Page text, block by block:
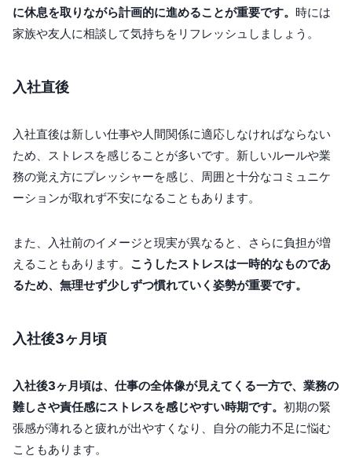
に休息を取りながら計画的に進めることが重要です。 時には
家族や友人に相談して気持ちをリフレッシュしましょう。
入社直後
入社直後は新しい仕事や人間関係に適応しなければならない
ため、ストレスを感じることが多いです。新しいルールや業
務の覚え方にプレッシャーを感じ、周囲と十分なコミュニケ
ーションが取れず不安になることもあります。
また、入社前のイメージと現実が異なると、さらに負担が増
えることもあります。 こうしたストレスは一時的なものであ
るため、無理せず少しずつ慣れていく姿勢が重要です。
入社後3ヶ月頃
入社後3ヶ月頃は、仕事の全体像が見えてくる一方で、業務の
難しさや責任感にストレスを感じやすい時期です。 初期の緊
張感が薄れると疲れが出やすくなり、自分の能力不足に悩む
こともあります。